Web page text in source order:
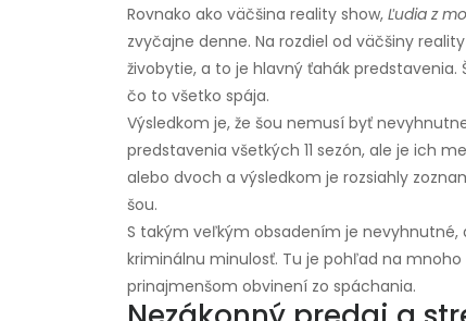
Rovnako ako väčšina reality show, Ľudia z
zvyčajne denne. Na rozdiel od väčšiny
živobytie, a to je hlavný ťahák
čo to všetko spája.
Výsledkom je, že šou nemusí byť
predstavenia všetkých 11 sezón, ale je ich
alebo dvoch a výsledkom je rozsiahly
šou.
S takým veľkým obsadením je
kriminálnu minulosť. Tu je pohľad na
prinajmenšom obvinení zo spáchania.